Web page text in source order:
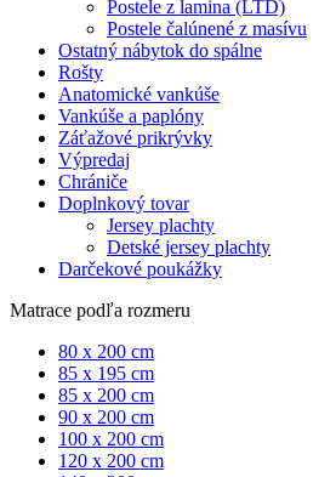
Postele z lamina (LTD)
Postele čalúnené z masívu
Ostatný nábytok do spálne
Rošty
Anatomické vankúše
Vankúše a paplóny
Záťažové prikrývky
Výpredaj
Chrániče
Doplnkový tovar
Jersey plachty
Detské jersey plachty
Darčekové poukážky
Matrace podľa rozmeru
80 x 200 cm
85 x 195 cm
85 x 200 cm
90 x 200 cm
100 x 200 cm
120 x 200 cm